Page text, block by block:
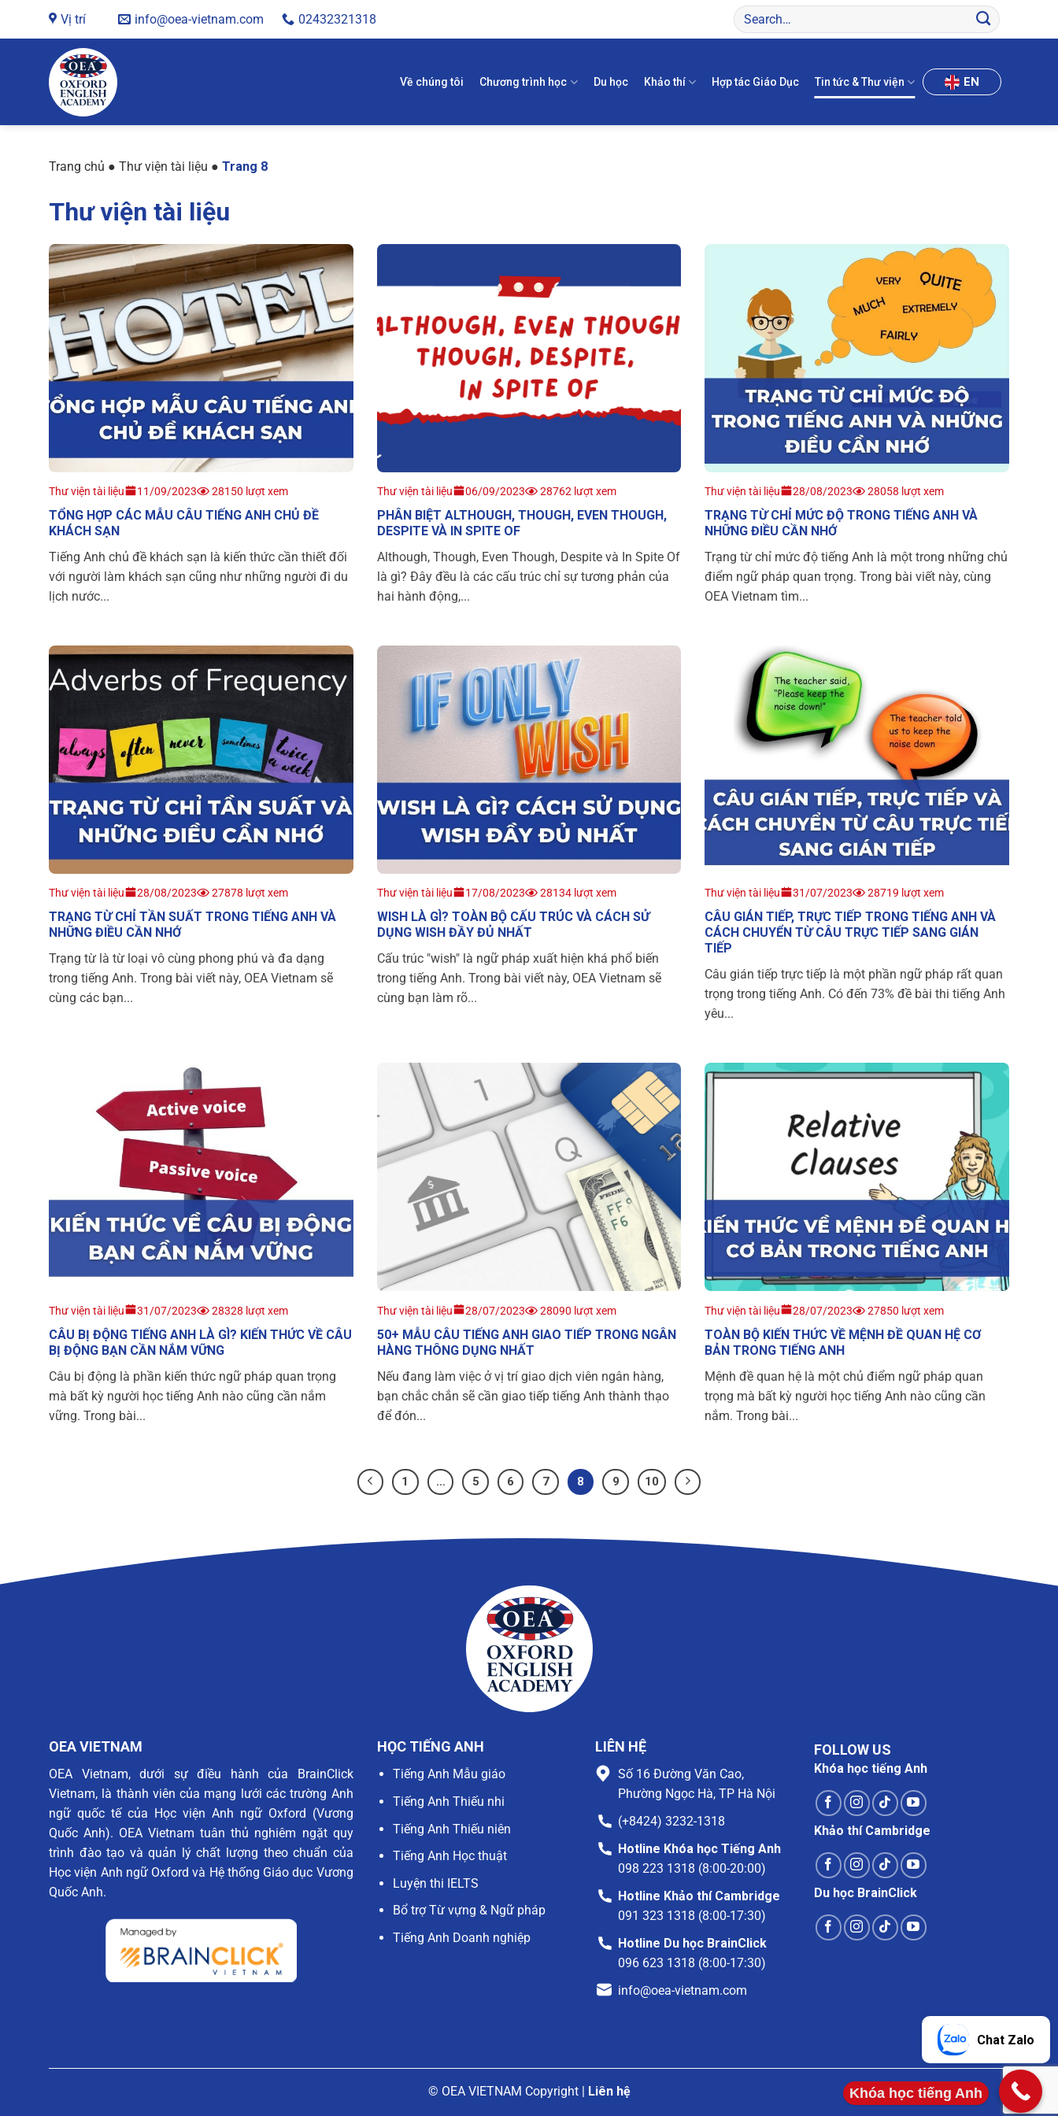
Vị trí info@oea-vietnam.com 02432321318
Về chúng tôi Chương trình học Du học Khảo thí Hợp tác Giáo Dục Tin tức & Thư viện EN
Trang chủ ● Thư viện tài liệu ● Trang 8
Thư viện tài liệu
Thư viện tài liệu 11/09/2023 28150 lượt xem
TỔNG HỢP CÁC MẪU CÂU TIẾNG ANH CHỦ ĐỀ
KHÁCH SẠN
Tiếng Anh chủ đề khách sạn là kiến thức cần thiết đối
với người làm khách sạn cũng như những người đi du
lịch nước...
Thư viện tài liệu 06/09/2023 28762 lượt xem
PHÂN BIỆT ALTHOUGH, THOUGH, EVEN THOUGH,
DESPITE VÀ IN SPITE OF
Although, Though, Even Though, Despite và In Spite Of
là gì? Đây đều là các cấu trúc chỉ sự tương phản của
hai hành động,...
Thư viện tài liệu 28/08/2023 28058 lượt xem
TRẠNG TỪ CHỈ MỨC ĐỘ TRONG TIẾNG ANH VÀ
NHỮNG ĐIỀU CẦN NHỚ
Trạng từ chỉ mức độ tiếng Anh là một trong những chủ
điểm ngữ pháp quan trọng. Trong bài viết này, cùng
OEA Vietnam tìm...
Thư viện tài liệu 28/08/2023 27878 lượt xem
TRẠNG TỪ CHỈ TẦN SUẤT TRONG TIẾNG ANH VÀ
NHỮNG ĐIỀU CẦN NHỚ
Trạng từ là từ loại vô cùng phong phú và đa dạng
trong tiếng Anh. Trong bài viết này, OEA Vietnam sẽ
cùng các bạn...
Thư viện tài liệu 17/08/2023 28134 lượt xem
WISH LÀ GÌ? TOÀN BỘ CẤU TRÚC VÀ CÁCH SỬ
DỤNG WISH ĐẦY ĐỦ NHẤT
Cấu trúc "wish" là ngữ pháp xuất hiện khá phổ biến
trong tiếng Anh. Trong bài viết này, OEA Vietnam sẽ
cùng bạn làm rõ...
Thư viện tài liệu 31/07/2023 28719 lượt xem
CÂU GIÁN TIẾP, TRỰC TIẾP TRONG TIẾNG ANH VÀ
CÁCH CHUYỂN TỪ CÂU TRỰC TIẾP SANG GIÁN
TIẾP
Câu gián tiếp trực tiếp là một phần ngữ pháp rất quan
trọng trong tiếng Anh. Có đến 73% đề bài thi tiếng Anh
yêu...
Thư viện tài liệu 31/07/2023 28328 lượt xem
CÂU BỊ ĐỘNG TIẾNG ANH LÀ GÌ? KIẾN THỨC VỀ CÂU
BỊ ĐỘNG BẠN CẦN NẮM VỮNG
Câu bị động là phần kiến thức ngữ pháp quan trọng
mà bất kỳ người học tiếng Anh nào cũng cần nắm
vững. Trong bài...
Thư viện tài liệu 28/07/2023 28090 lượt xem
50+ MẪU CÂU TIẾNG ANH GIAO TIẾP TRONG NGÂN
HÀNG THÔNG DỤNG NHẤT
Nếu đang làm việc ở vị trí giao dịch viên ngân hàng,
bạn chắc chắn sẽ cần giao tiếp tiếng Anh thành thạo
để đón...
Thư viện tài liệu 28/07/2023 27850 lượt xem
TOÀN BỘ KIẾN THỨC VỀ MỆNH ĐỀ QUAN HỆ CƠ
BẢN TRONG TIẾNG ANH
Mệnh đề quan hệ là một chủ điểm ngữ pháp quan
trọng mà bất kỳ người học tiếng Anh nào cũng cần
nắm. Trong bài...
1 … 5 6 7 8 9 10
OEA VIETNAM
OEA Vietnam, dưới sự điều hành của BrainClick
Vietnam, là thành viên của mạng lưới các trường Anh
ngữ quốc tế của Học viện Anh ngữ Oxford (Vương
Quốc Anh). OEA Vietnam tuân thủ nghiêm ngặt quy
trình đào tạo và quản lý chất lượng theo chuẩn của
Học viện Anh ngữ Oxford và Hệ thống Giáo dục Vương
Quốc Anh.
HỌC TIẾNG ANH
Tiếng Anh Mẫu giáo
Tiếng Anh Thiếu nhi
Tiếng Anh Thiếu niên
Tiếng Anh Học thuật
Luyện thi IELTS
Bổ trợ Từ vựng & Ngữ pháp
Tiếng Anh Doanh nghiệp
LIÊN HỆ
Số 16 Đường Văn Cao,
Phường Ngọc Hà, TP Hà Nội
(+8424) 3232-1318
Hotline Khóa học Tiếng Anh
098 223 1318 (8:00-20:00)
Hotline Khảo thí Cambridge
091 323 1318 (8:00-17:30)
Hotline Du học BrainClick
096 623 1318 (8:00-17:30)
info@oea-vietnam.com
FOLLOW US
Khóa học tiếng Anh
Khảo thí Cambridge
Du học BrainClick
© OEA VIETNAM Copyright | Liên hệ
Chat Zalo
Khóa học tiếng Anh